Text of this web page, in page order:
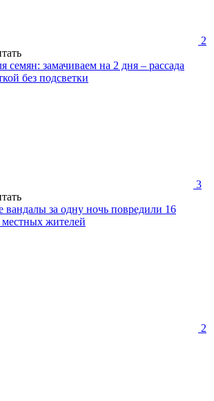
2
семян: замачиваем на 2 дня – рассада
без подсветки
3
вандалы за одну ночь повредили 16
жителей
2